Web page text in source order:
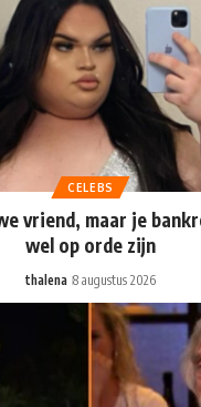
CELEBS
vriend, maar je
wel op orde zijn
thalena 8 augustus 2026